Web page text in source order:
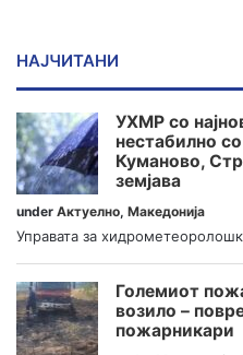
НАЈЧИТАНИ
УХМР со
нестабилно
Куманово,
земјава
under Актуелно, Македонија
Управата за
Големиот
возило –
пожарникари